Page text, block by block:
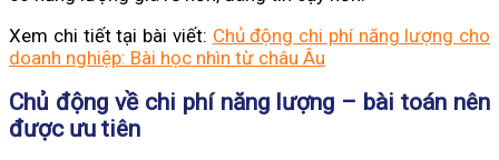
Xem chi tiết tại bài viết: Chủ động chi phí năng lượng cho
doanh nghiệp: Bài học nhìn từ châu Âu
Chủ động về chi phí năng lượng – bài toán nên
được ưu tiên